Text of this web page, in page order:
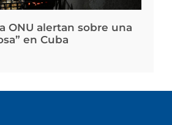
ONU alertan sobre una
en Cuba